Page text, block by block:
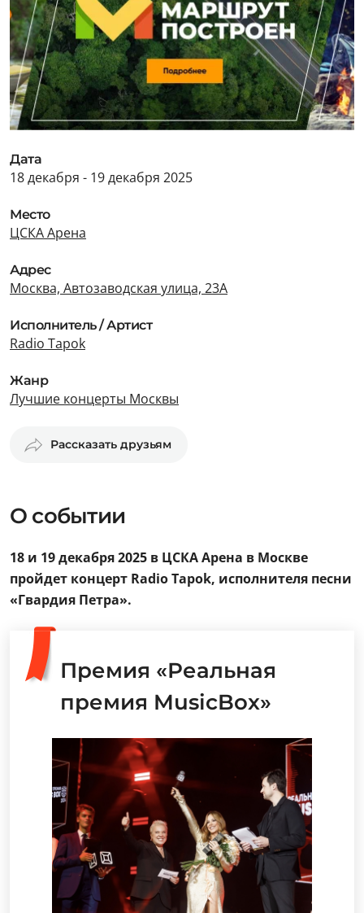
Дата
18 декабря - 19 декабря 2025
Место
ЦСКА Арена
Адрес
Москва, Автозаводская улица, 23А
Исполнитель / Артист
Radio Tapok
Жанр
Лучшие концерты Москвы
Рассказать друзьям
О событии
18 и 19 декабря 2025 в ЦСКА Арена в Москве
пройдет концерт Radio Tapok, исполнителя песни
«Гвардия Петра».
Премия «Реальная
премия MusicBox»